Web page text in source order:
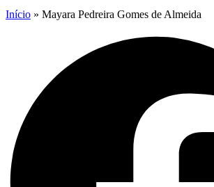
Início » Mayara Pedreira Gomes de Almeida